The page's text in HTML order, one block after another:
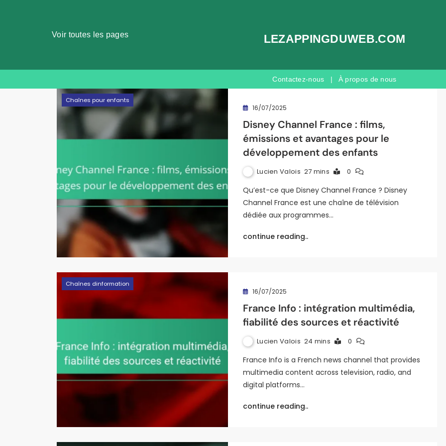
Voir toutes les pages LEZAPPINGDUWEB.COM
Contactez-nous | À propos de nous
Chaînes pour enfants
16/07/2025
Disney Channel France : films,
émissions et avantages pour le
développement des enfants
Lucien Valois 27 mins 0
Qu’est-ce que Disney Channel France ? Disney
Channel France est une chaîne de télévision
dédiée aux programmes…
continue reading..
Chaînes dinformation
16/07/2025
France Info : intégration multimédia,
fiabilité des sources et réactivité
Lucien Valois 24 mins 0
France Info is a French news channel that provides
multimedia content across television, radio, and
digital platforms…
continue reading..